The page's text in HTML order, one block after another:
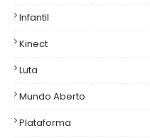
Infantil
Kinect
Luta
Mundo Aberto
Plataforma